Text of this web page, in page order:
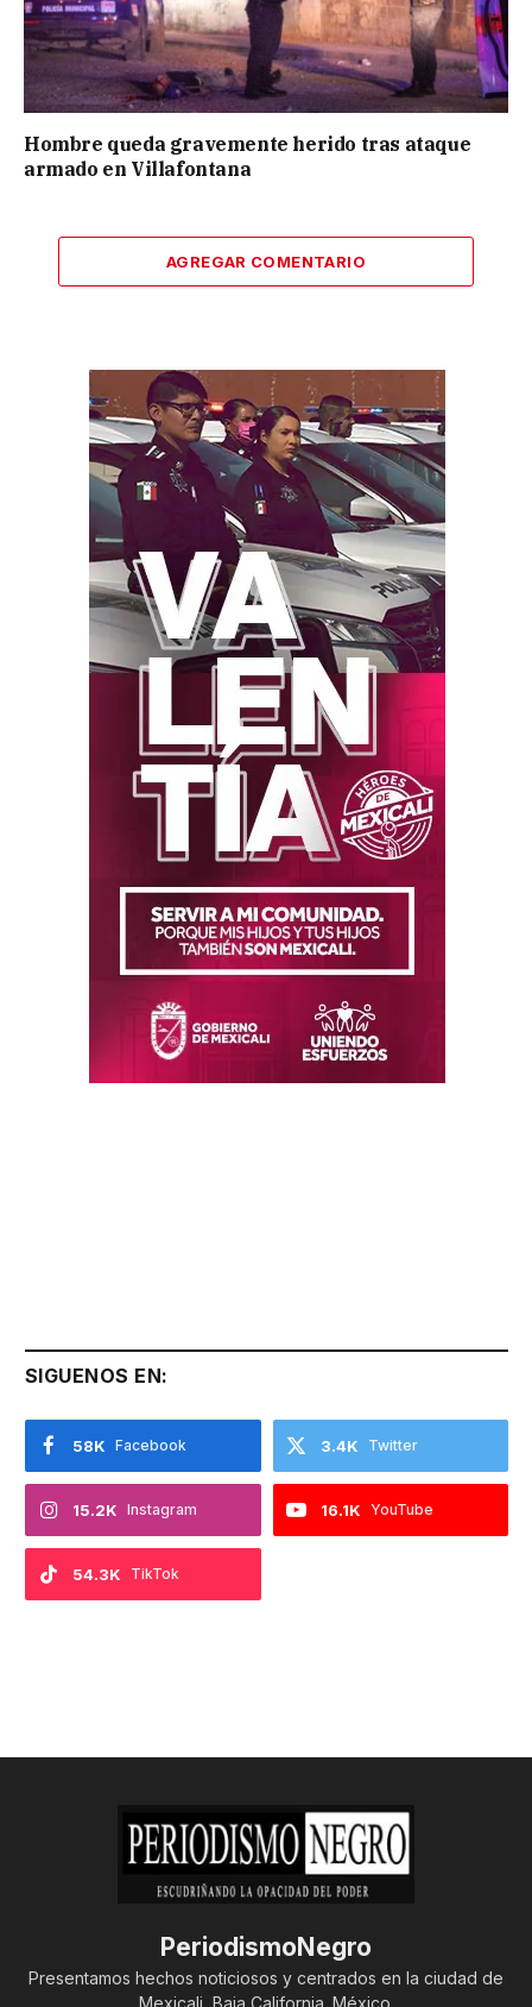
Hombre queda gravemente herido tras ataque
armado en Villafontana
AGREGAR COMENTARIO
SIGUENOS EN:
Facebook
58K Twitter
3.4K
Instagram
15.2K YouTube
16.1K
TikTok
54.3K
PeriodismoNegro
Presentamos hechos noticiosos y centrados en la ciudad de
Mexicali, Baja California. México.